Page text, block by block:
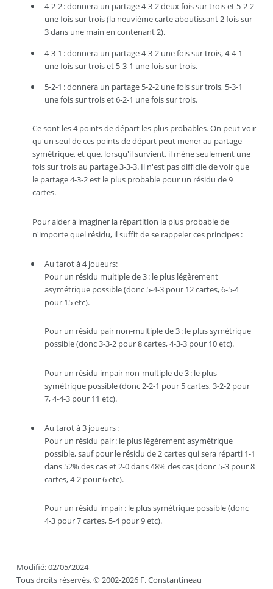
4-2-2 : donnera un partage 4-3-2 deux fois sur trois et 5-2-2
une fois sur trois (la neuvième carte aboutissant 2 fois sur
3 dans une main en contenant 2).
4-3-1 : donnera un partage 4-3-2 une fois sur trois, 4-4-1
une fois sur trois et 5-3-1 une fois sur trois.
5-2-1 : donnera un partage 5-2-2 une fois sur trois, 5-3-1
une fois sur trois et 6-2-1 une fois sur trois.
Ce sont les 4 points de départ les plus probables. On peut voir
qu'un seul de ces points de départ peut mener au partage
symétrique, et que, lorsqu'il survient, il mène seulement une
fois sur trois au partage 3-3-3. Il n'est pas difficile de voir que
le partage 4-3-2 est le plus probable pour un résidu de 9
cartes.
Pour aider à imaginer la répartition la plus probable de
n'importe quel résidu, il suffit de se rappeler ces principes :
Au tarot à 4 joueurs:
Pour un résidu multiple de 3 : le plus légèrement
asymétrique possible (donc 5-4-3 pour 12 cartes, 6-5-4
pour 15 etc).
Pour un résidu pair non-multiple de 3 : le plus symétrique
possible (donc 3-3-2 pour 8 cartes, 4-3-3 pour 10 etc).
Pour un résidu impair non-multiple de 3 : le plus
symétrique possible (donc 2-2-1 pour 5 cartes, 3-2-2 pour
7, 4-4-3 pour 11 etc).
Au tarot à 3 joueurs :
Pour un résidu pair : le plus légèrement asymétrique
possible, sauf pour le résidu de 2 cartes qui sera réparti 1-1
dans 52% des cas et 2-0 dans 48% des cas (donc 5-3 pour 8
cartes, 4-2 pour 6 etc).
Pour un résidu impair : le plus symétrique possible (donc
4-3 pour 7 cartes, 5-4 pour 9 etc).
Modifié: 02/05/2024
Tous droits réservés. © 2002-2026 F. Constantineau